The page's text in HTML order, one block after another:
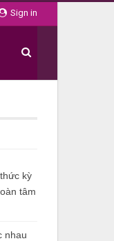
Sign in
kỳ
tâm
nhau